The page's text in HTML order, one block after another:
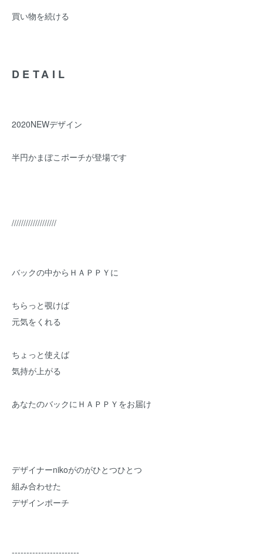
買い物を続ける
DETAIL
2020NEWデザイン
半円かまぼこポーチが登場です
///////////////////
バックの中からＨＡＰＰＹに
ちらっと覗けば
元気をくれる
ちょっと使えば
気持が上がる
あなたのバックにＨＡＰＰＹをお届け
デザイナーnikoがのがひとつひとつ
組み合わせた
デザインポーチ
-----------------------